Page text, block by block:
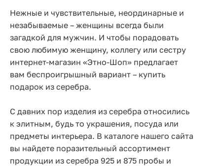
Нежные и чувствительные, неординарные и
незабываемые – женщины всегда были
загадкой для мужчин. И чтобы порадовать
свою любимую женщину, коллегу или сестру
интернет-магазин «Этно-Шоп» предлагает
вам беспроигрышный вариант – купить
подарок из серебра.
С давних пор изделия из серебра относились
к элитным, будь то украшения, посуда или
предметы интерьера. В каталоге нашего сайта
вы найдете поразительный ассортимент
продукции из серебра 925 и 875 пробы и